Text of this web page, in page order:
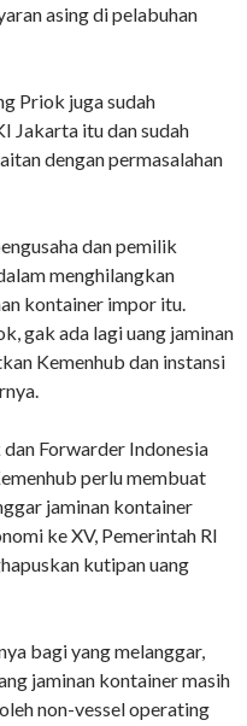
asing di pelabuhan
Priok juga sudah
Jakarta itu dan sudah
dengan permasalahan
dan pemilik
menghilangkan
kontainer impor itu.
gak ada lagi uang jaminan
Kemenhub dan instansi
Forwarder Indonesia
perlu membuat
jaminan kontainer
ke XV, Pemerintah RI
kutipan uang
bagi yang melanggar,
jaminan kontainer masih
non-vessel operating